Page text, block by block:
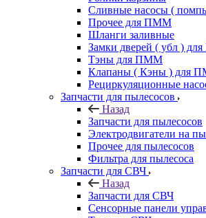
Сливные насосы (
Прочее для ПММ
Шланги заливные
Замки дверей ( убл )
Тэны для ПММ
Клапаны ( Кэны ) для
Рециркуляционные
Запчасти для пылесосов
Назад
Запчасти для пылесосов
Электродвигатели на
Прочее для пылесосов
Фильтра для пылесоса
Запчасти для СВЧ
Назад
Запчасти для СВЧ
Сенсорные панели